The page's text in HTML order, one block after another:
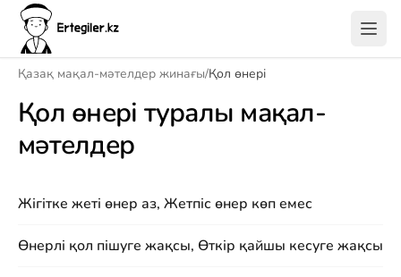
Қазақ мақал-мәтелдер жинағы/Қол өнері
Қол өнері туралы мақал-
мәтелдер
Жігітке жеті өнер аз, Жетпіс өнер көп емес
Өнерлі қол пішуге жақсы, Өткір қайшы кесуге жақсы